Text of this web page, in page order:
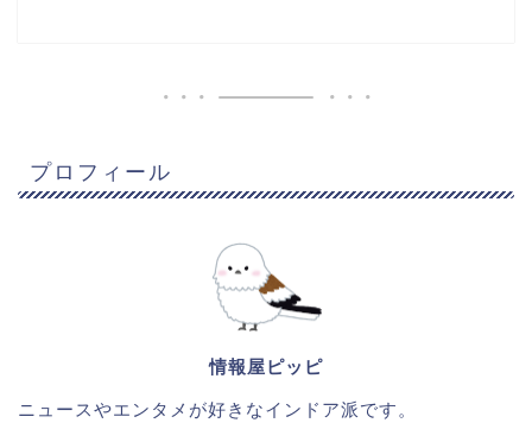
プロフィール
情報屋ピッピ
ニュースやエンタメが好きなインドア派です。